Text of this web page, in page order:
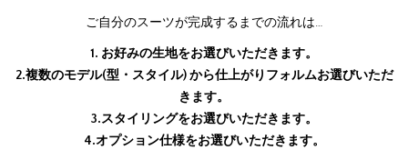
ご自分のスーツが完成するまでの流れは…
1. お好みの生地をお選びいただきます。
2.複数のモデル(型・スタイル) から仕上がりフォルムお選びいただ
きます。
3.スタイリングをお選びいただきます。
4.オプション仕様をお選びいただきます。